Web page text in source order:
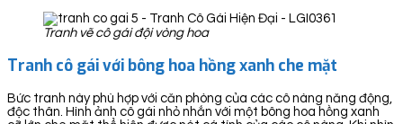
Tranh vẽ cô gái đội vòng hoa
Tranh cô gái với bông hoa hồng xanh che mặt
Bức tranh này phù hợp với căn phòng của các cô nàng năng động,
độc thân. Hình ảnh cô gái nhỏ nhắn với một bông hoa hồng xanh